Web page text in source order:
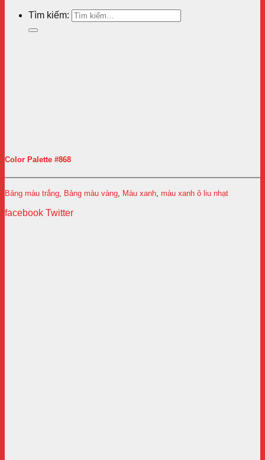
Tìm kiếm:
Color Palette #868
Bảng màu trắng, Bảng màu vàng, Màu xanh, màu xanh ô liu nhạt
facebook Twitter